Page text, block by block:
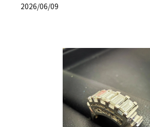
2026/06/09